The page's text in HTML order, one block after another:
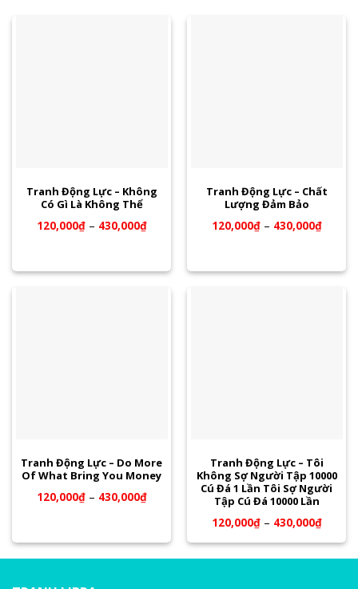
Tranh Động Lực – Không
Có Gì Là Không Thể
120,000₫– 430,000₫
Tranh Động Lực – Chất
Lượng Đảm Bảo
120,000₫– 430,000₫
Tranh Động Lực – Do More
Of What Bring You Money
120,000₫– 430,000₫
Tranh Động Lực – Tôi
Không Sợ Người Tập 10000
Cú Đá 1 Lần Tôi Sợ Người
Tập Cú Đá 10000 Lần
120,000₫– 430,000₫